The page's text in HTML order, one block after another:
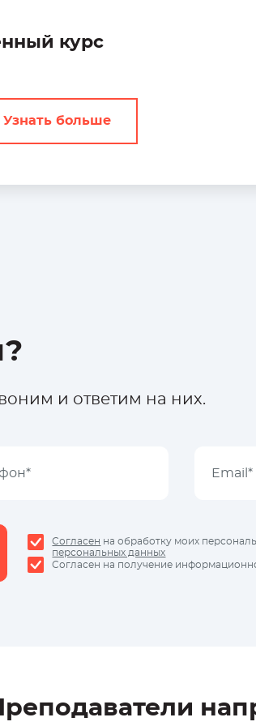
курс
Узнать больше
и ответим на них.
Согласен на обработку моих
персональных данных
Согласен на получение